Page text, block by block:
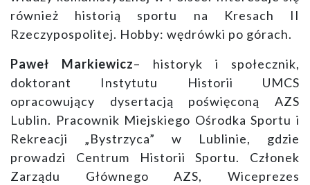
również historią sportu na Kresach II
Rzeczypospolitej. Hobby: wędrówki po górach.
Paweł Markiewicz– historyk i społecznik,
doktorant Instytutu Historii UMCS
opracowujący dysertacją poświęconą AZS
Lublin. Pracownik Miejskiego Ośrodka Sportu i
Rekreacji „Bystrzyca” w Lublinie, gdzie
prowadzi Centrum Historii Sportu. Członek
Zarządu Głównego AZS, Wiceprezes